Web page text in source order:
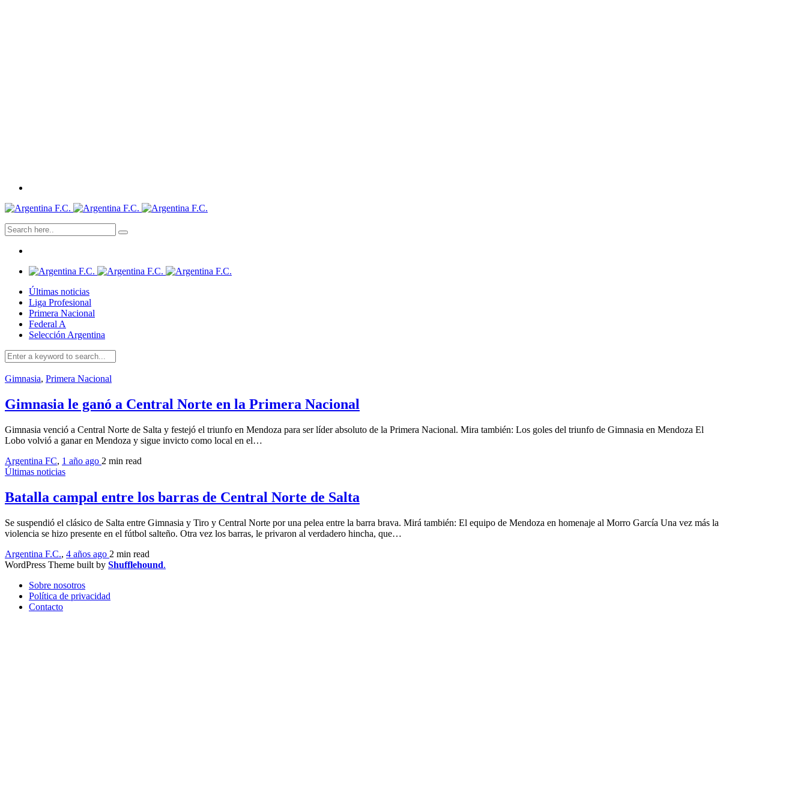
Últimas noticias
Liga Profesional
Primera Nacional
Federal A
Selección Argentina
Gimnasia, Primera Nacional
Gimnasia le ganó a Central Norte en la Primera Nacional
Gimnasia venció a Central Norte de Salta y festejó el triunfo en Mendoza para ser líder absoluto de la Primera Nacional. Mira también: Los goles del triunfo de Gimnasia en Mendoza El
Lobo volvió a ganar en Mendoza y sigue invicto como local en el…
Argentina FC, 1 año ago 2 min read
Últimas noticias
Batalla campal entre los barras de Central Norte de Salta
Se suspendió el clásico de Salta entre Gimnasia y Tiro y Central Norte por una pelea entre la barra brava. Mirá también: El equipo de Mendoza en homenaje al Morro García Una vez más la
violencia se hizo presente en el fútbol salteño. Otra vez los barras, le privaron al verdadero hincha, que…
Argentina F.C., 4 años ago 2 min read
WordPress Theme built by Shufflehound.
Sobre nosotros
Política de privacidad
Contacto